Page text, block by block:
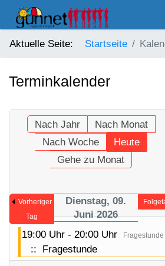
Aktuelle Seite: Startseite
Terminkalender
Nach Jahr
Nach Monat
Nach Woche
Heute
Gehe zu Monat
Vorheriger
Tag
Dienstag, 09.
Juni 2026
19:00 Uhr - 20:00 Uhr Fragestunde
:: Fragestunde